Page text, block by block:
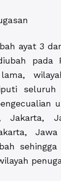
ayat 3
pada
seluruh
Jakarta,